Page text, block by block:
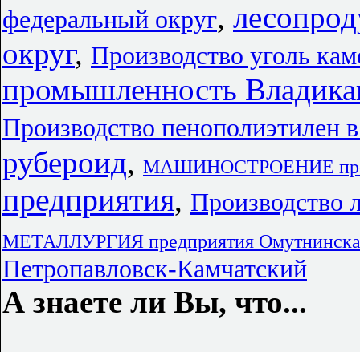
федеральный округ,
округ, Производство уголь
промышленность
Производство пенополиэтилен
рубероид, МАШИНОСТРОЕНИЕ
предприятия, Производство
МЕТАЛЛУРГИЯ предприятия Омутнинска
Петропавловск-Камчатский
А знаете ли Вы, что...